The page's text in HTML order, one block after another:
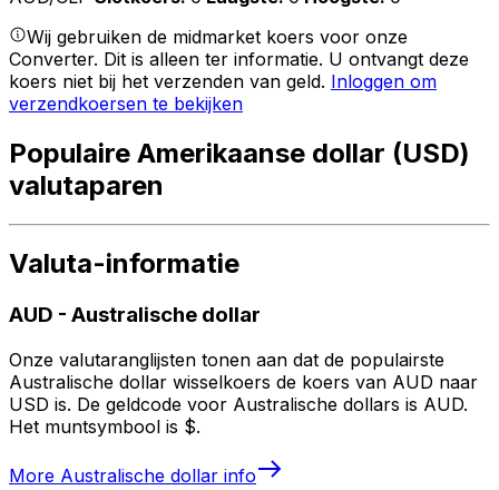
Wij gebruiken de midmarket koers voor onze
Converter. Dit is alleen ter informatie. U ontvangt deze
koers niet bij het verzenden van geld. Inloggen om
verzendkoersen te bekijken
Populaire Amerikaanse dollar (USD)
valutaparen
Valuta-informatie
AUD - Australische dollar
Onze valutaranglijsten tonen aan dat de populairste
Australische dollar wisselkoers de koers van AUD naar
USD is. De geldcode voor Australische dollars is AUD.
Het muntsymbool is $.
More Australische dollar info